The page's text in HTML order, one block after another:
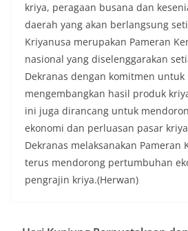
kriya, peragaan busana dan
daerah yang akan berlangsung
Kriyanusa merupakan Pameran
nasional yang diselenggarakan
Dekranas dengan komitmen
mengembangkan hasil produk
ini juga dirancang untuk
ekonomi dan perluasan pasar
Dekranas melaksanakan Pameran
terus mendorong pertumbuhan
pengrajin kriya.(Herwan)